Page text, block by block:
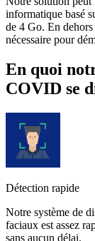
informatique basé
de 4 Go. En dehors
nécessaire pour
En quoi
COVID se
Détection rapide
Notre système de
faciaux est assez
sans aucun délai.